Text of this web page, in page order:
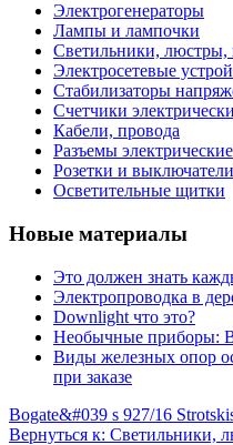
Электрогенераторы
Лампы и лампочки
Светильники, люстры,
Электросетевые
Стабилизаторы
Счетчики
Кабели, провода
Разъемы электрические
Розетки и выключатели
Осветительные щитки
Новые материалы
Это должен знать
Электропроводка в
Downlight что это?
Необычные приборы:
Виды железных опор
при заказе
Bogate&#039 s 927/16
Вернуться к: Светильники,